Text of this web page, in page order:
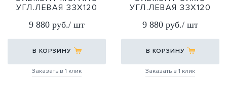
УГЛ.ЛЕВАЯ 33Х120
9 880 руб./ шт
В КОРЗИНУ
Заказать в 1 клик
УГЛ.ЛЕВАЯ 33Х120
9 880 руб./ шт
В КОРЗИНУ
Заказать в 1 клик